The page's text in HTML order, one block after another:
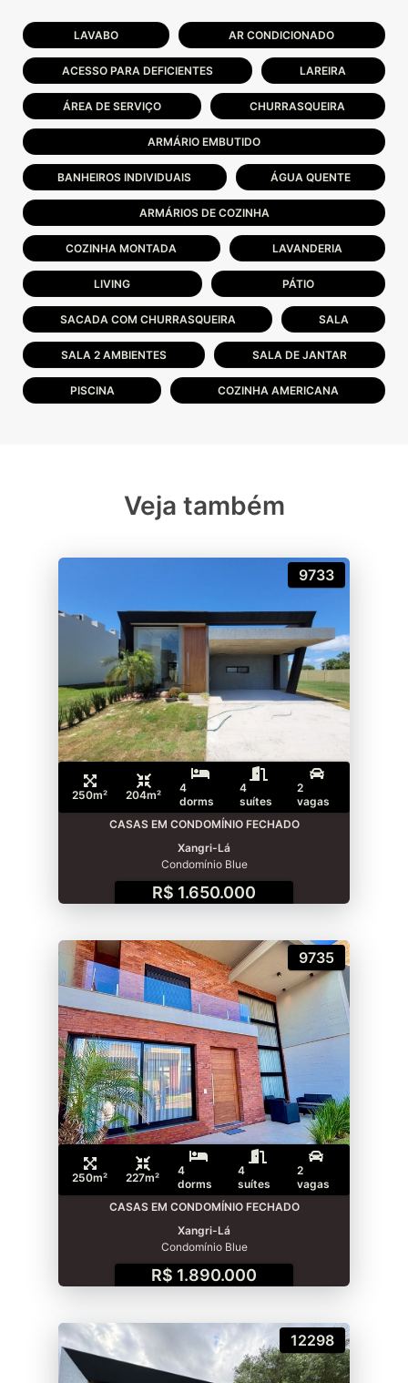
LAVABO AR CONDICIONADO
ACESSO PARA DEFICIENTES LAREIRA
ÁREA DE SERVIÇO CHURRASQUEIRA
ARMÁRIO EMBUTIDO
BANHEIROS INDIVIDUAIS ÁGUA QUENTE
ARMÁRIOS DE COZINHA
COZINHA MONTADA LAVANDERIA
LIVING PÁTIO
SACADA COM CHURRASQUEIRA SALA
SALA 2 AMBIENTES SALA DE JANTAR
PISCINA COZINHA AMERICANA
Veja também
9733
250m² 204m²
4
dorms
4
suítes
2
vagas
CASAS EM CONDOMÍNIO FECHADO
Xangri-Lá
Condomínio Blue
R$ 1.650.000
9735
250m² 227m²
4
dorms
4
suítes
2
vagas
CASAS EM CONDOMÍNIO FECHADO
Xangri-Lá
Condomínio Blue
R$ 1.890.000
12298